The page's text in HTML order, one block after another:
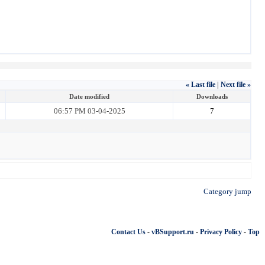
« Last file | Next file »
Date modified Downloads
06:57 PM 03-04-2025 7
Category jump
Contact Us - vBSupport.ru - Privacy Policy - Top